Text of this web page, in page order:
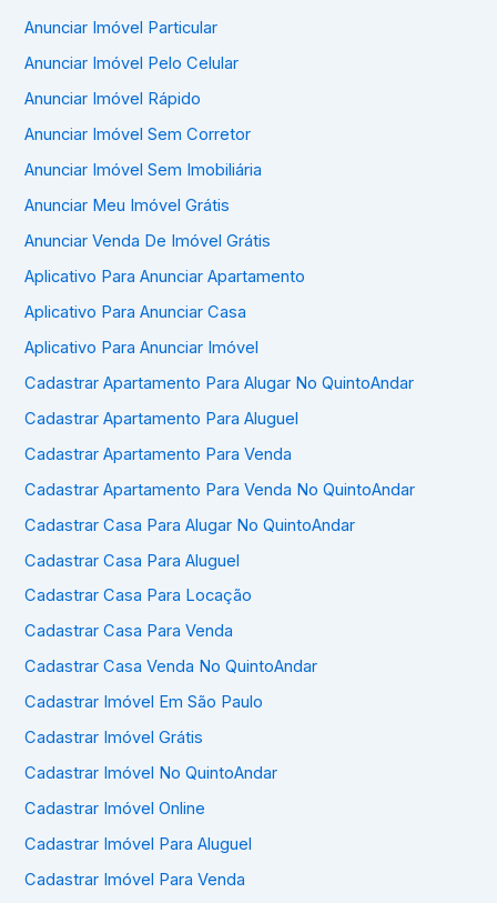
Anunciar Imóvel Particular
Anunciar Imóvel Pelo Celular
Anunciar Imóvel Rápido
Anunciar Imóvel Sem Corretor
Anunciar Imóvel Sem Imobiliária
Anunciar Meu Imóvel Grátis
Anunciar Venda De Imóvel Grátis
Aplicativo Para Anunciar Apartamento
Aplicativo Para Anunciar Casa
Aplicativo Para Anunciar Imóvel
Cadastrar Apartamento Para Alugar No QuintoAndar
Cadastrar Apartamento Para Aluguel
Cadastrar Apartamento Para Venda
Cadastrar Apartamento Para Venda No QuintoAndar
Cadastrar Casa Para Alugar No QuintoAndar
Cadastrar Casa Para Aluguel
Cadastrar Casa Para Locação
Cadastrar Casa Para Venda
Cadastrar Casa Venda No QuintoAndar
Cadastrar Imóvel Em São Paulo
Cadastrar Imóvel Grátis
Cadastrar Imóvel No QuintoAndar
Cadastrar Imóvel Online
Cadastrar Imóvel Para Aluguel
Cadastrar Imóvel Para Venda